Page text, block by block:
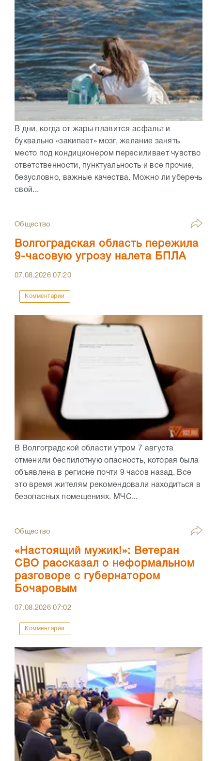
В дни, когда от жары плавится асфальт и
буквально «закипает» мозг, желание занять
место под кондиционером пересиливает чувство
ответственности, пунктуальность и все прочие,
безусловно, важные качества. Можно ли уберечь
свой...
Общество
Волгоградская область пережила
9-часовую угрозу налета БПЛА
07.08.202607:20
Комментарии
В Волгоградской области утром 7 августа
отменили беспилотную опасность, которая была
объявлена в регионе почти 9 часов назад. Все
это время жителям рекомендовали находиться в
безопасных помещениях. МЧС...
Общество
«Настоящий мужик!»: Ветеран
СВО рассказал о неформальном
разговоре с губернатором
Бочаровым
07.08.202607:02
Комментарии